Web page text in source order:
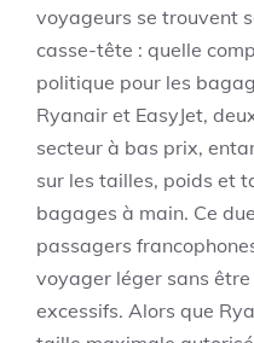
voyageurs se trouvent
casse-tête : quelle
politique pour les
Ryanair et EasyJet,
secteur à bas prix,
sur les tailles, poids et
bagages à main. Ce
passagers
voyager léger sans
excessifs. Alors que